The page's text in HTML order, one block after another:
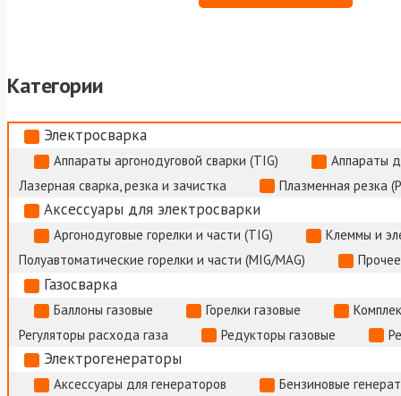
Категории
Электросварка
Аппараты аргонодуговой сварки (TIG)
Аппараты
Лазерная сварка, резка и зачистка
Плазменная резка
Аксессуары для электросварки
Аргонодуговые горелки и части (TIG)
Клеммы и
Полуавтоматические горелки и части (MIG/MAG)
Газосварка
Баллоны газовые Горелки газовые
Регуляторы расхода газа
Редукторы газовые
Электрогенераторы
Аксессуары для генераторов Бензиновые